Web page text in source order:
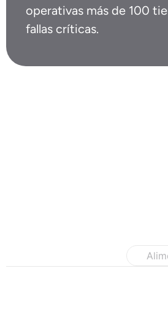
operativas más de 100
fallas críticas.